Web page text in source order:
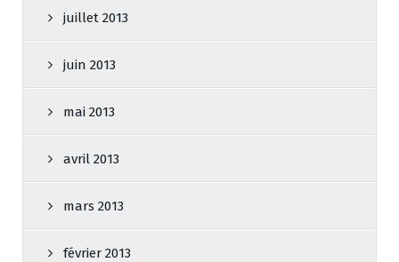
juillet 2013
juin 2013
mai 2013
avril 2013
mars 2013
février 2013